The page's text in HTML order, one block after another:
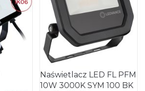
Naświetlacz LED FL PFM
10W 3000K SYM 100 BK